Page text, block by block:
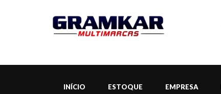
INÍCIO ESTOQUE EMPRESA